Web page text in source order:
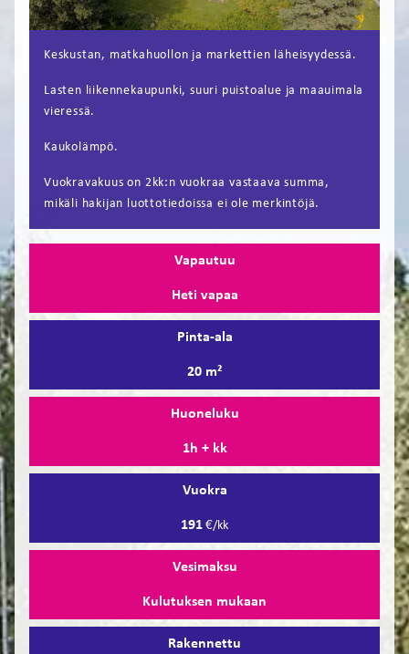
Keskustan, matkahuollon ja markettien läheisyydessä.
Lasten liikennekaupunki, suuri puistoalue ja maauimala
vieressä.
Kaukolämpö.
Vuokravakuus on 2kk:n vuokraa vastaava summa,
mikäli hakijan luottotiedoissa ei ole merkintöjä.
Vapautuu
Heti vapaa
Pinta-ala
20 m²
Huoneluku
1h + kk
Vuokra
191 €/kk
Vesimaksu
Kulutuksen mukaan
Rakennettu